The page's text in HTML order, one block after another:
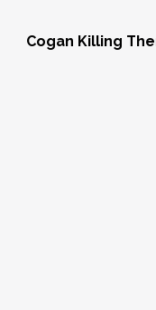
Cogan Killing